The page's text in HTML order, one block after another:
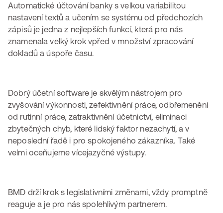
Automatické účtování banky s velkou variabilitou
nastavení textů a učením se systému od předchozích
zápisů je jedna z nejlepších funkcí, která pro nás
znamenala velký krok vpřed v množství zpracování
dokladů a úspoře času.
Dobrý účetní software je skvělým nástrojem pro
zvyšování výkonnosti, zefektivnění práce, odbřemenění
od rutinní práce, zatraktivnění účetnictví, eliminaci
zbytečných chyb, které lidský faktor nezachytí, a v
neposlední řadě i pro spokojeného zákazníka. Také
velmi oceňujeme vícejazyčné výstupy.
BMD drží krok s legislativními změnami, vždy promptně
reaguje a je pro nás spolehlivým partnerem.